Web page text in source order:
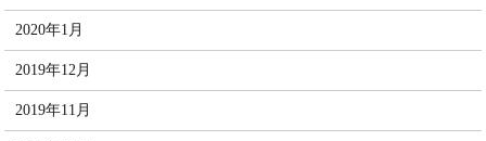
2020年1月
2019年12月
2019年11月